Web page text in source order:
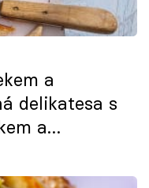
a
delikatesa s
a